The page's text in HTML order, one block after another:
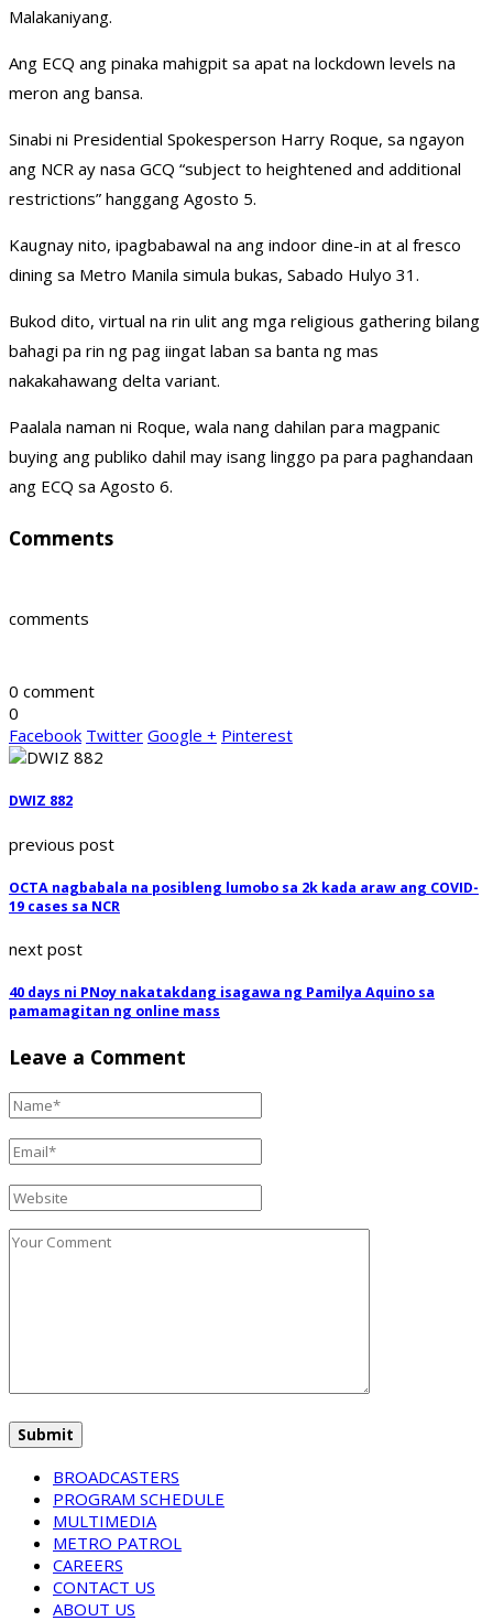
Malakaniyang.
Ang ECQ ang pinaka mahigpit sa apat na lockdown levels na
meron ang bansa.
Sinabi ni Presidential Spokesperson Harry Roque, sa ngayon
ang NCR ay nasa GCQ “subject to heightened and additional
restrictions” hanggang Agosto 5.
Kaugnay nito, ipagbabawal na ang indoor dine-in at al fresco
dining sa Metro Manila simula bukas, Sabado Hulyo 31.
Bukod dito, virtual na rin ulit ang mga religious gathering bilang
bahagi pa rin ng pag iingat laban sa banta ng mas
nakakahawang delta variant.
Paalala naman ni Roque, wala nang dahilan para magpanic
buying ang publiko dahil may isang linggo pa para paghandaan
ang ECQ sa Agosto 6.
Comments
comments
0 comment
0
Facebook Twitter Google + Pinterest
DWIZ 882
previous post
OCTA nagbabala na posibleng lumobo sa 2k kada araw ang COVID-
19 cases sa NCR
next post
40 days ni PNoy nakatakdang isagawa ng Pamilya Aquino sa
pamamagitan ng online mass
Leave a Comment
BROADCASTERS
PROGRAM SCHEDULE
MULTIMEDIA
METRO PATROL
CAREERS
CONTACT US
ABOUT US